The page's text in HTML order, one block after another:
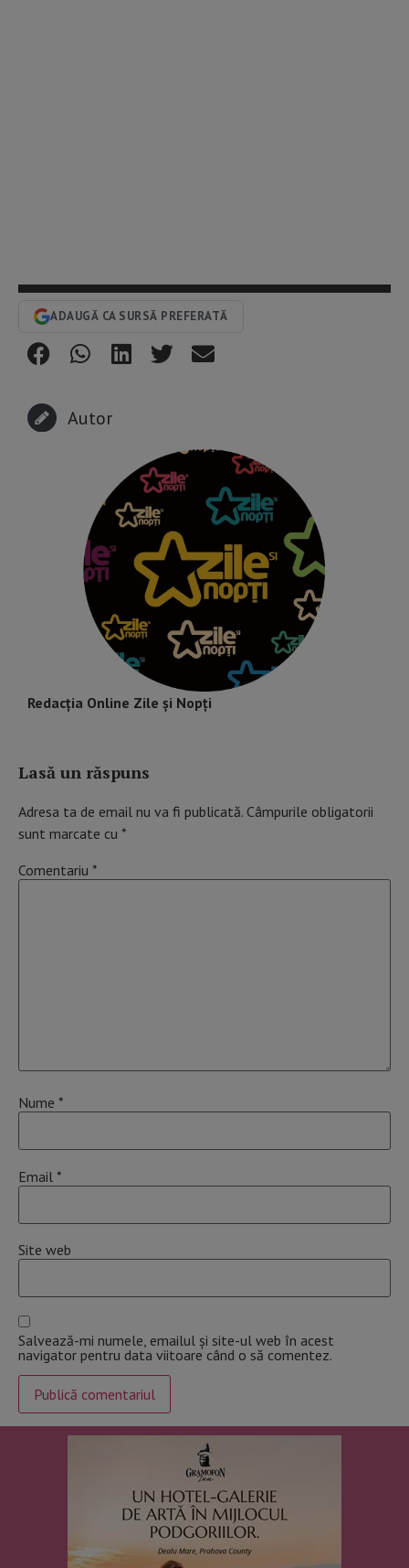
ADAUGĂ CA SURSĂ PREFERATĂ
Autor
Redacția Online Zile și Nopți
Lasă un răspuns
Adresa ta de email nu va fi publicată. Câmpurile obligatorii
sunt marcate cu *
Comentariu *
Nume *
Email *
Site web
Salvează-mi numele, emailul și site-ul web în acest
navigator pentru data viitoare când o să comentez.